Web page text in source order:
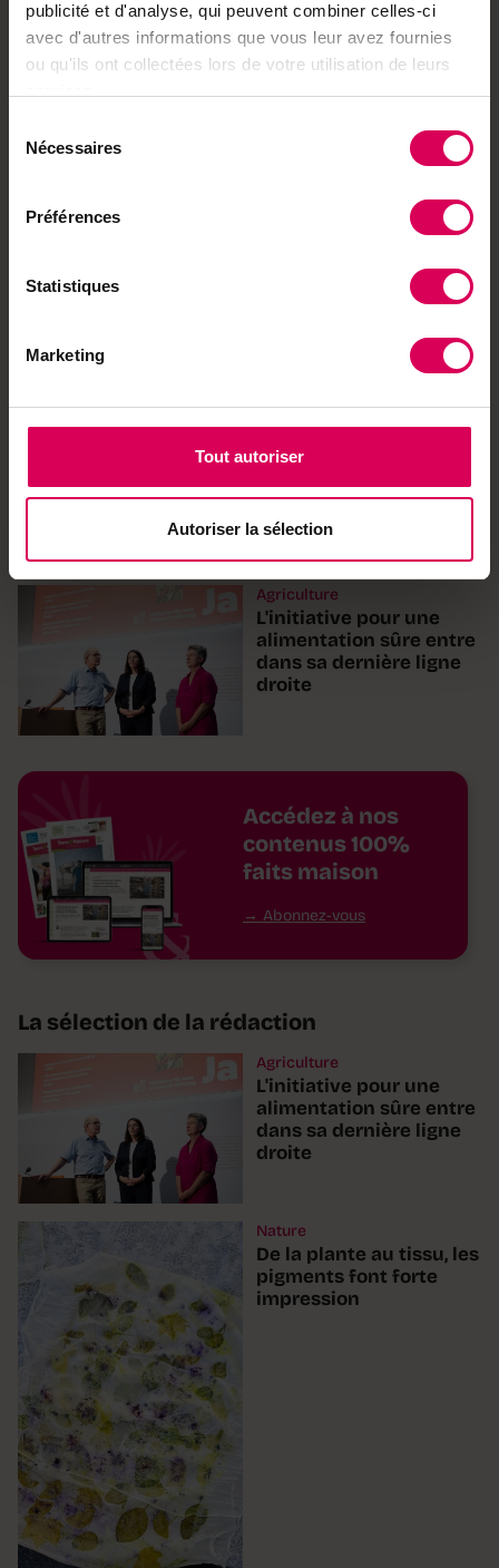
publicité et d'analyse, qui peuvent combiner celles-ci
avec d'autres informations que vous leur avez fournies
ou qu'ils ont collectées lors de votre utilisation de leurs
Nécessaires
Préférences
Statistiques
Marketing
Tout autoriser
Autoriser la sélection
À lire aussi
Agriculture
hôte d'honneur, le
Marché-Concours est
À Bex, cette limonade
apporte une fraîcheur
Nature
«Les plantes sont
fait jamais vraiment le
tour»
Agriculture
L'initiative pour une
alimentation sûre entre
dans sa dernière ligne
droite
Accédez à nos
contenus 100%
faits maison
Abonnez-vous
La sélection de la rédaction
Agriculture
L'initiative pour une
alimentation sûre entre
dans sa dernière ligne
droite
Nature
De la plante au tissu, les
pigments font forte
impression